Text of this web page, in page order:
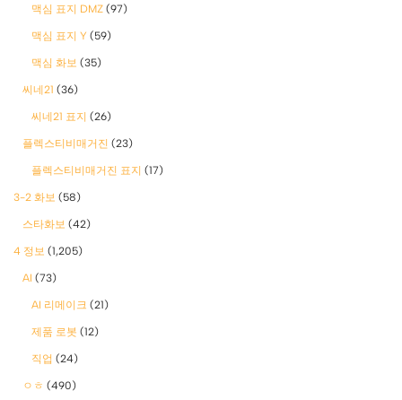
맥심 표지 DMZ (97)
맥심 표지 Y (59)
맥심 화보 (35)
씨네21 (36)
씨네21 표지 (26)
플렉스티비매거진 (23)
플렉스티비매거진 표지 (17)
3-2 화보 (58)
스타화보 (42)
4 정보 (1,205)
AI (73)
AI 리메이크 (21)
제품 로봇 (12)
직업 (24)
ㅇㅎ (490)